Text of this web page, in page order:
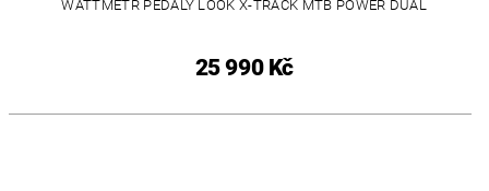
WATTMETR PEDÁLY LOOK X-TRACK MTB POWER DUAL
25 990 Kč